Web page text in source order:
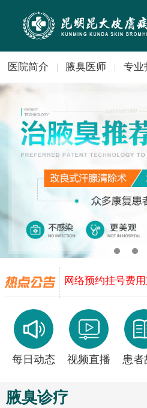
医院简介 | 腋臭医师 | 专业
网络预约挂号费
每日动态 视频直播 患者
腋臭诊疗